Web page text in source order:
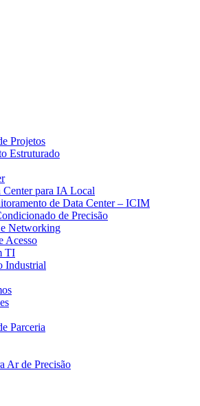
Projetos
Estruturado
Center para IA Local
de Data Center – ICIM
de Precisão
e Networking
Acesso
TI
Industrial
Parceria
Ar de Precisão